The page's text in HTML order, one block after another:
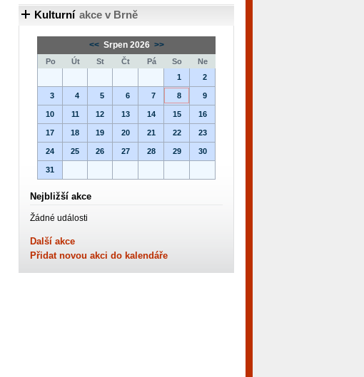
Kulturní akce v Brně
<< Srpen 2026 >>
Po Út St Čt Pá So
Ne
1
2
3 4 5 6 7 8 9
10 11 12 13 14 15 16
17 18 19 20 21 22 23
24 25 26 27 28 29 30
31
Nejbližší akce
Žádné události
Další akce
Přidat novou akci do kalendáře